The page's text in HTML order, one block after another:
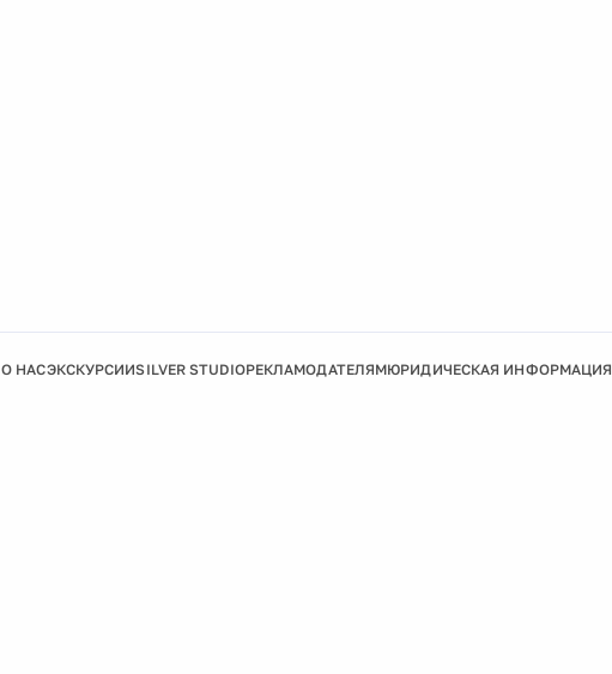
О НАСЭКСКУРСИИSILVER STUDIOРЕКЛАМОДАТЕЛЯМЮРИДИЧЕСКАЯ ИНФОРМАЦИЯ